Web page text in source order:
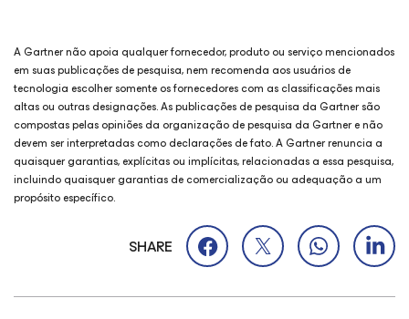
A Gartner não apoia qualquer fornecedor, produto ou serviço mencionados
em suas publicações de pesquisa, nem recomenda aos usuários de
tecnologia escolher somente os fornecedores com as classificações mais
altas ou outras designações. As publicações de pesquisa da Gartner são
compostas pelas opiniões da organização de pesquisa da Gartner e não
devem ser interpretadas como declarações de fato. A Gartner renuncia a
quaisquer garantias, explícitas ou implícitas, relacionadas a essa pesquisa,
incluindo quaisquer garantias de comercialização ou adequação a um
propósito específico.
SHARE